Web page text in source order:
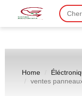
Home
ventes